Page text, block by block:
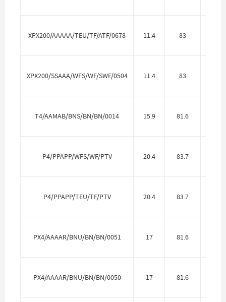
XPX200/AAAAA/TEU/TF/ATF/0678 11.4 83
XPX200/SSAAA/WFS/WF/SWF/0504 11.4 83
T4/AAMAB/BNS/BN/BN/0014 15.9 81.6
P4/PPAPP/WFS/WF/PTV 20.4 83.7
P4/PPAPP/TEU/TF/PTV 20.4 83.7
PX4/AAAAR/BNU/BN/BN/0051 17 81.6
PX4/AAAAR/BNU/BN/BN/0050 17 81.6